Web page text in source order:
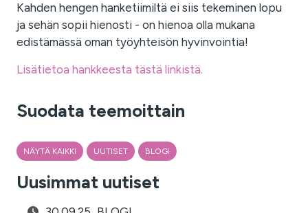
Kahden hengen hanketiimiltä ei siis tekeminen lopu
ja sehän sopii hienosti - on hienoa olla mukana
edistämässä oman työyhteisön hyvinvointia!
Lisätietoa hankkeesta tästä linkistä.
Suodata teemoittain
NÄYTÄ KAIKKI UUTISET BLOGI
Uusimmat uutiset